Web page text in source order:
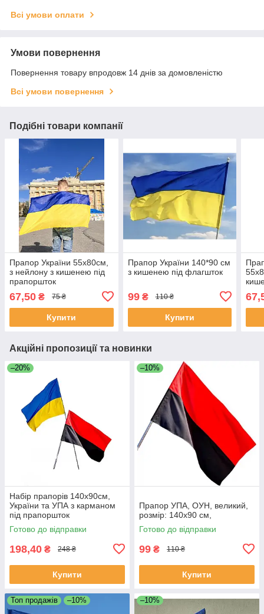
Всі умови оплати
Умови повернення
Повернення товару впродовж 14 днів за домовленістю
Всі умови повернення
Подібні товари компанії
Прапор України 55х80см,
з нейлону з кишенею під
прапоршток
67,50 ₴ 75 ₴
Купити
Прапор України 140*90 см
з кишенею під флагшток
99₴ 110 ₴
Купити
Акційні пропозиції та новинки
–20%
Набір прапорів 140х90см,
України та УПА з карманом
під прапоршток
Готово до відправки
198,40 ₴ 248 ₴
Купити
–10%
Прапор УПА, ОУН, великий,
розмір: 140х90 см,
Готово до відправки
99 ₴ 110 ₴
Купити
Топ продажів –10% –10%